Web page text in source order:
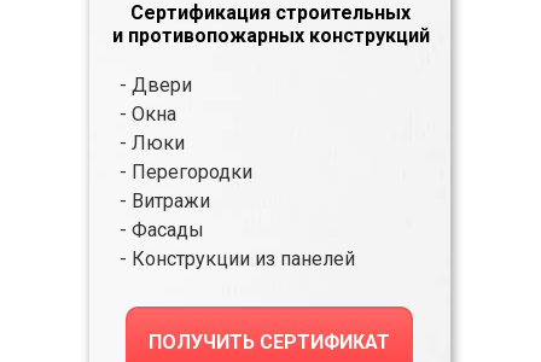
ПОЛУЧИТЬ СЕРТИФИКАТ
Сертификация строительных
и противопожарных конструкций
- Двери
- Окна
- Люки
- Перегородки
- Витражи
- Фасады
- Конструкции из панелей